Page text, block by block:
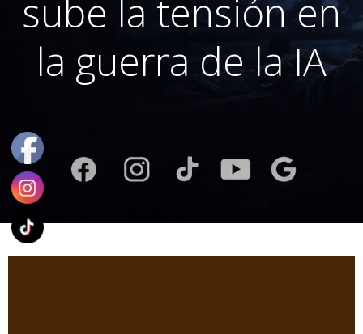
sube la tensión en
la guerra de la IA